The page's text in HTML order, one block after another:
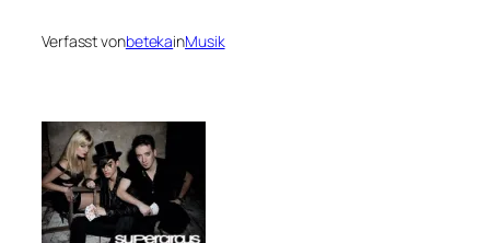
Verfasst vonbetekainMusik